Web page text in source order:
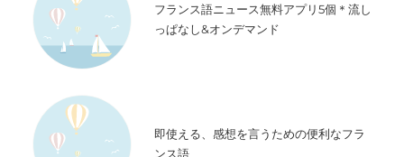
フランス語ニュース無料アプリ5個＊流し
っぱなし&オンデマンド
即使える、感想を言うための便利なフラ
ンス語